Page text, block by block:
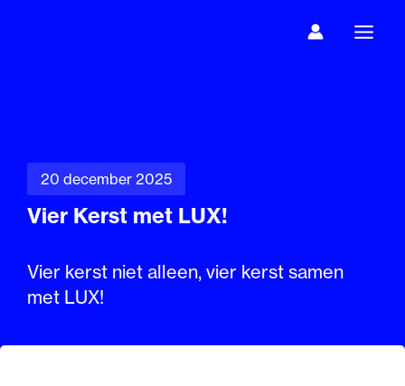
20 december 2025
Vier Kerst met LUX!
Vier kerst niet alleen, vier kerst samen
met LUX!